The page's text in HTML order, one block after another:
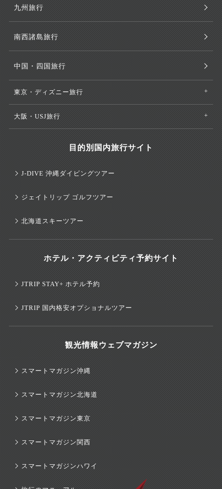
九州旅行
南西諸島旅行
中国・四国旅行
東京・ディズニー旅行
大阪・USJ旅行
目的別国内旅行サイト
J-DIVE 沖縄ダイビングツアー
ジェイトリップ ゴルフツアー
北海道スキーツアー
ホテル・アクティビティ予約サイト
JTRIP STAY+ ホテル予約
JTRIP 国内格安オプショナルツアー
観光情報ウェブマガジン
スマートマガジン沖縄
スマートマガジン北海道
スマートマガジン東京
スマートマガジン関西
スマートマガジンハワイ